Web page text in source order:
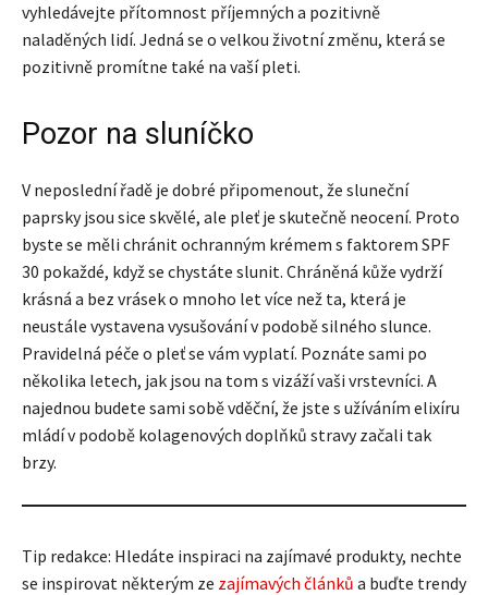
vyhledávejte přítomnost příjemných a pozitivně
naladěných lidí. Jedná se o velkou životní změnu, která se
pozitivně promítne také na vaší pleti.
Pozor na sluníčko
V neposlední řadě je dobré připomenout, že sluneční
paprsky jsou sice skvělé, ale pleť je skutečně neocení. Proto
byste se měli chránit ochranným krémem s faktorem SPF
30 pokaždé, když se chystáte slunit. Chráněná kůže vydrží
krásná a bez vrásek o mnoho let více než ta, která je
neustále vystavena vysušování v podobě silného slunce.
Pravidelná péče o pleť se vám vyplatí. Poznáte sami po
několika letech, jak jsou na tom s vizáží vaši vrstevníci. A
najednou budete sami sobě vděční, že jste s užíváním elixíru
mládí v podobě kolagenových doplňků stravy začali tak
brzy.
Tip redakce: Hledáte inspiraci na zajímavé produkty, nechte
se inspirovat některým ze zajímavých článků a buďte trendy